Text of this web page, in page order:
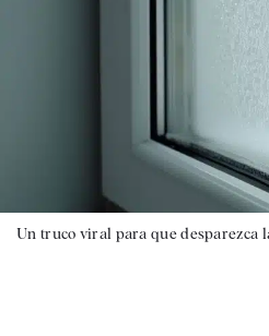
Un truco viral para que desparezca